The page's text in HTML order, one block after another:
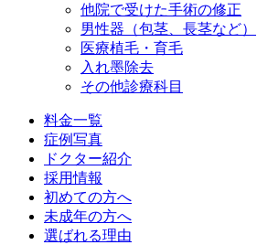
他院で受けた手術の修正
男性器（包茎、長茎など）
医療植毛・育毛
入れ墨除去
その他診療科目
料金一覧
症例写真
ドクター紹介
採用情報
初めての方へ
未成年の方へ
選ばれる理由